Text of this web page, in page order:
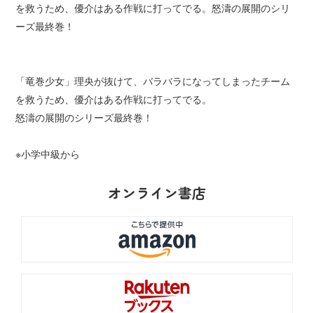
を救うため、優介はある作戦に打ってでる。怒濤の展開のシリ
ーズ最終巻！
「竜巻少女」理央が抜けて、バラバラになってしまったチーム
を救うため、優介はある作戦に打ってでる。
怒濤の展開のシリーズ最終巻！
※小学中級から
オンライン書店